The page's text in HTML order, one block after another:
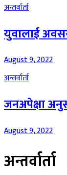
अन्तर्वार्ता
युवालाई
August 9, 2022
अन्तर्वार्ता
जनअपेक्षा
August 9, 2022
अन्तर्वार्ता